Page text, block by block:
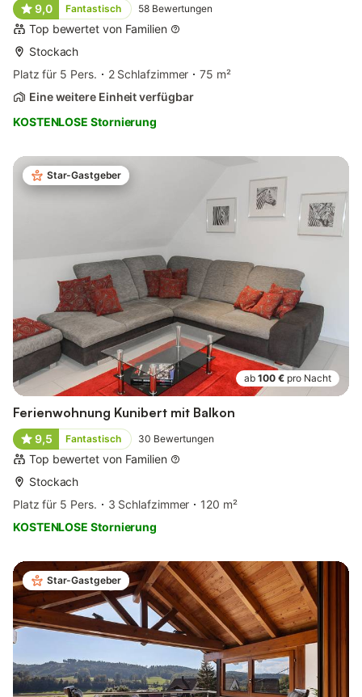
9,0 Fantastisch 58 Bewertungen
Top bewertet von Familien
Stockach
Platz für 5 Pers.
2 Schlafzimmer
75 m²
Eine weitere Einheit verfügbar
KOSTENLOSE Stornierung
Star-Gastgeber
ab 100 € pro Nacht
Ferienwohnung Kunibert mit Balkon
9,5 Fantastisch 30 Bewertungen
Top bewertet von Familien
Stockach
Platz für 5 Pers.
3 Schlafzimmer
120 m²
KOSTENLOSE Stornierung
Star-Gastgeber